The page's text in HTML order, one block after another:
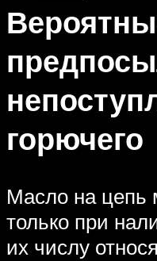
горючего
Масло на цепь
только при
их числу